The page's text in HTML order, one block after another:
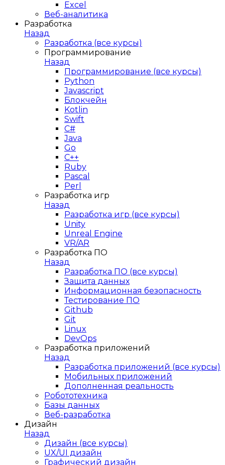
Excel
Веб-аналитика
Разработка
Назад
Разработка (все курсы)
Программирование
Назад
Программирование (все курсы)
Python
Javascript
Блокчейн
Kotlin
Swift
C#
Java
Go
C++
Ruby
Pascal
Perl
Разработка игр
Назад
Разработка игр (все курсы)
Unity
Unreal Engine
VR/AR
Разработка ПО
Назад
Разработка ПО (все курсы)
Защита данных
Информационная безопасность
Тестирование ПО
Github
Git
Linux
DevOps
Разработка приложений
Назад
Разработка приложений (все курсы)
Мобильных приложений
Дополненная реальность
Робототехника
Базы данных
Веб-разработка
Дизайн
Назад
Дизайн (все курсы)
UX/UI дизайн
Графический дизайн